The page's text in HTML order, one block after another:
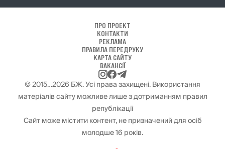
ПРО ПРОЕКТ
КОНТАКТИ
РЕКЛАМА
ПРАВИЛА ПЕРЕДРУКУ
КАРТА САЙТУ
ВАКАНСІЇ
© 2015…2026 БЖ. Усі права захищені. Використання
матеріалів сайту можливе лише з дотриманням правил
републікації
Сайт може містити контент, не призначений для осіб
молодше 16 років.